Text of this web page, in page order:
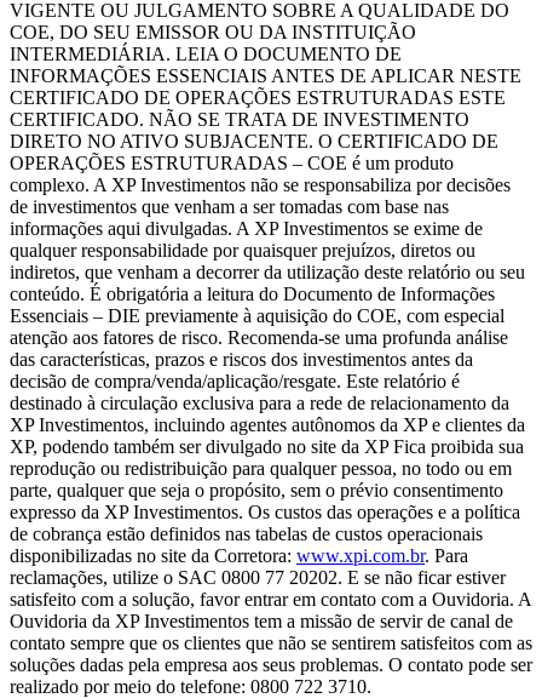
VIGENTE OU JULGAMENTO SOBRE A QUALIDADE DO
COE, DO SEU EMISSOR OU DA INSTITUIÇÃO
INTERMEDIÁRIA. LEIA O DOCUMENTO DE
INFORMAÇÕES ESSENCIAIS ANTES DE APLICAR NESTE
CERTIFICADO DE OPERAÇÕES ESTRUTURADAS ESTE
CERTIFICADO. NÃO SE TRATA DE INVESTIMENTO
DIRETO NO ATIVO SUBJACENTE. O CERTIFICADO DE
OPERAÇÕES ESTRUTURADAS – COE é um produto
complexo. A XP Investimentos não se responsabiliza por decisões
de investimentos que venham a ser tomadas com base nas
informações aqui divulgadas. A XP Investimentos se exime de
qualquer responsabilidade por quaisquer prejuízos, diretos ou
indiretos, que venham a decorrer da utilização deste relatório ou seu
conteúdo. É obrigatória a leitura do Documento de Informações
Essenciais – DIE previamente à aquisição do COE, com especial
atenção aos fatores de risco. Recomenda-se uma profunda análise
das características, prazos e riscos dos investimentos antes da
decisão de compra/venda/aplicação/resgate. Este relatório é
destinado à circulação exclusiva para a rede de relacionamento da
XP Investimentos, incluindo agentes autônomos da XP e clientes da
XP, podendo também ser divulgado no site da XP Fica proibida sua
reprodução ou redistribuição para qualquer pessoa, no todo ou em
parte, qualquer que seja o propósito, sem o prévio consentimento
expresso da XP Investimentos. Os custos das operações e a política
de cobrança estão definidos nas tabelas de custos operacionais
disponibilizadas no site da Corretora: www.xpi.com.br. Para
reclamações, utilize o SAC 0800 77 20202. E se não ficar estiver
satisfeito com a solução, favor entrar em contato com a Ouvidoria. A
Ouvidoria da XP Investimentos tem a missão de servir de canal de
contato sempre que os clientes que não se sentirem satisfeitos com as
soluções dadas pela empresa aos seus problemas. O contato pode ser
realizado por meio do telefone: 0800 722 3710.